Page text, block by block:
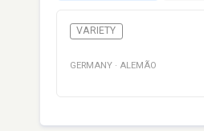
VARIETY
GERMANY · ALEMÃO